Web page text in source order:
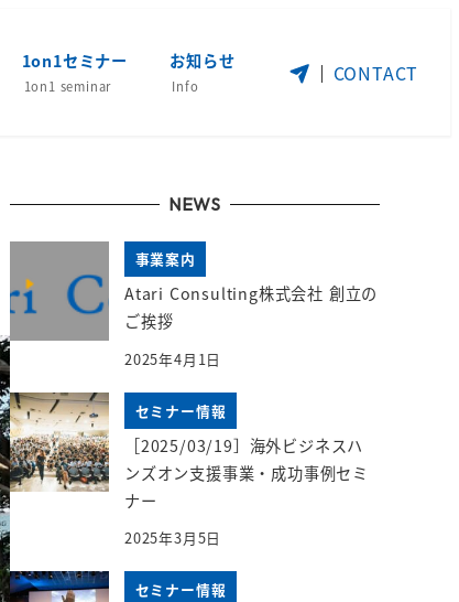
1on1セミナー
1on1 seminar
お知らせ
Info
CONTACT
NEWS
事業案内
Atari Consulting株式会社 創立の
ご挨拶
2025年4月1日
セミナー情報
［2025/03/19］海外ビジネスハ
ンズオン支援事業・成功事例セミ
ナー
2025年3月5日
セミナー情報